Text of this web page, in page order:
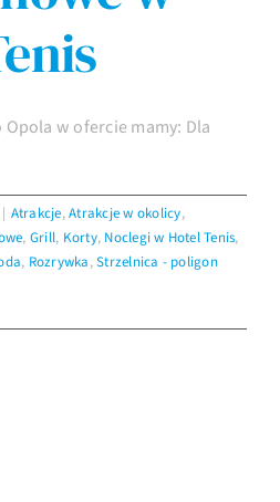
w ofercie mamy: Dla
| Atrakcje,Atrakcje w okolicy,
, Grill, Korty, Noclegi w Hotel Tenis,
, Rozrywka,Strzelnica - poligon